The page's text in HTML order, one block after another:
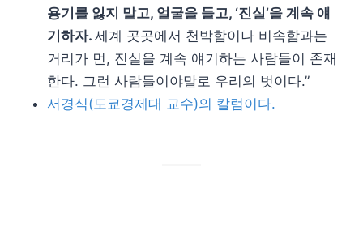
용기를 잃지 말고, 얼굴을 들고, ‘진실’을 계속 얘
기하자. 세계 곳곳에서 천박함이나 비속함과는
거리가 먼, 진실을 계속 얘기하는 사람들이 존재
한다. 그런 사람들이야말로 우리의 벗이다.”
서경식(도쿄경제대 교수)의 칼럼이다.